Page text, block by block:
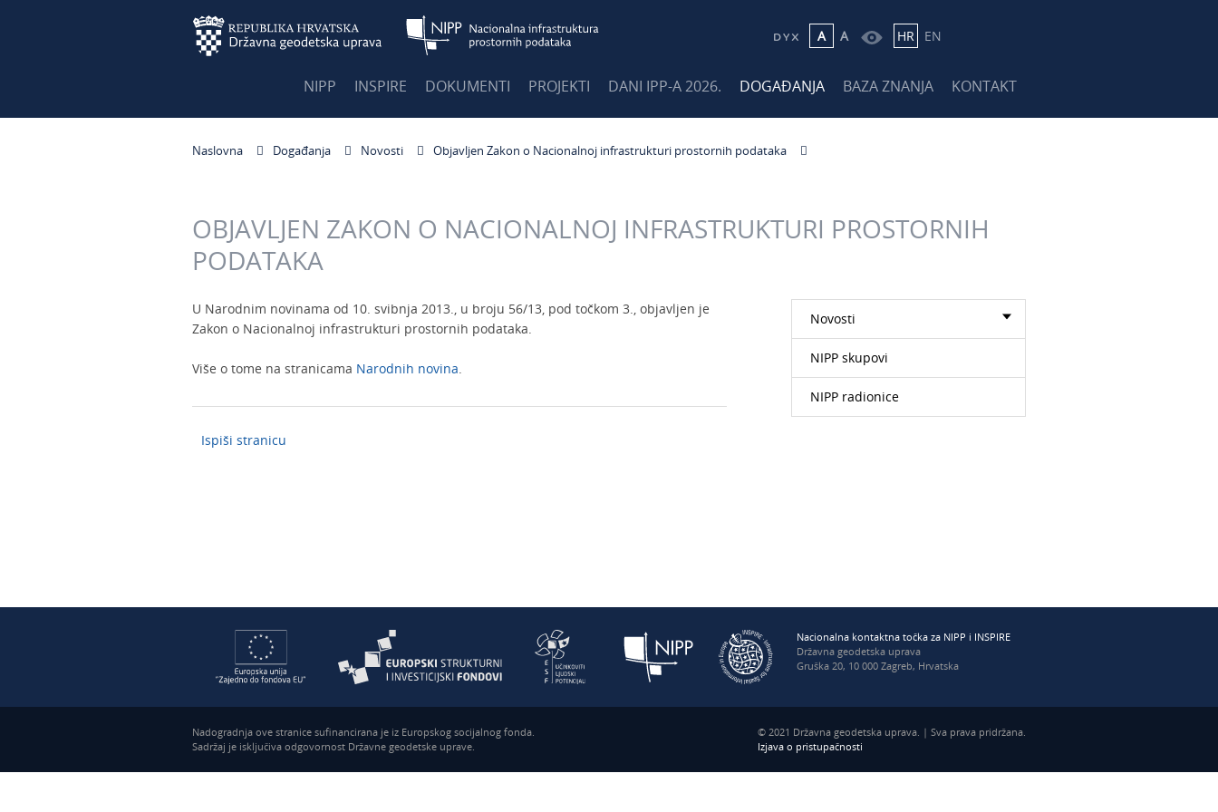
A A HR EN
NIPP INSPIRE DOKUMENTI PROJEKTI DANI IPP-A 2026. DOGAĐANJA BAZA ZNANJA KONTAKT
Naslovna Događanja Novosti Objavljen Zakon o Nacionalnoj infrastrukturi prostornih podataka
OBJAVLJEN ZAKON O NACIONALNOJ INFRASTRUKTURI PROSTORNIH
PODATAKA
U Narodnim novinama od 10. svibnja 2013., u broju 56/13, pod točkom 3., objavljen je
Zakon o Nacionalnoj infrastrukturi prostornih podataka.
Više o tome na stranicama Narodnih novina.
Ispiši stranicu
Novosti
NIPP skupovi
NIPP radionice
Nacionalna kontaktna točka za NIPP i INSPIRE
Državna geodetska uprava
Gruška 20, 10 000 Zagreb, Hrvatska
Nadogradnja ove stranice sufinancirana je iz Europskog socijalnog fonda.
Sadržaj je isključiva odgovornost Državne geodetske uprave.
© 2021 Državna geodetska uprava. | Sva prava pridržana.
Izjava o pristupačnosti